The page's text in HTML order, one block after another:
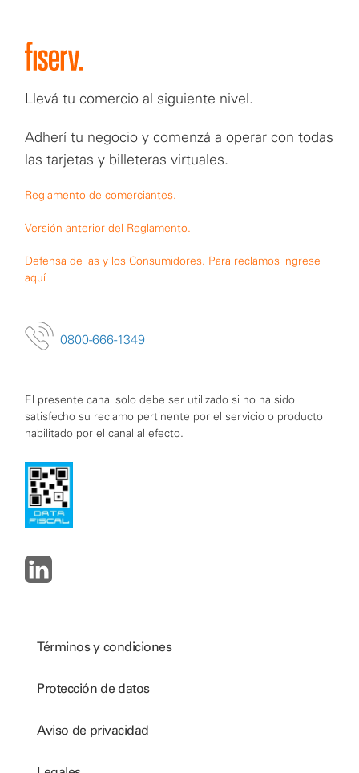
Llevá tu comercio al siguiente nivel.
Adherí tu negocio y comenzá a operar con todas
las tarjetas y billeteras virtuales.
Reglamento de comerciantes.
Versión anterior del Reglamento.
Defensa de las y los Consumidores. Para reclamos ingrese
aquí
0800-666-1349
El presente canal solo debe ser utilizado si no ha sido
satisfecho su reclamo pertinente por el servicio o producto
habilitado por el canal al efecto.
Términos y condiciones
Protección de datos
Aviso de privacidad